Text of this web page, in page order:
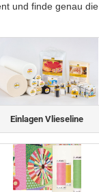
und finde genau die
Einlagen Vlieseline